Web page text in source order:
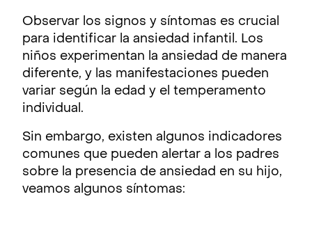
Observar los signos y síntomas es crucial
para identificar la ansiedad infantil. Los
niños experimentan la ansiedad de manera
diferente, y las manifestaciones pueden
variar según la edad y el temperamento
individual.
Sin embargo, existen algunos indicadores
comunes que pueden alertar a los padres
sobre la presencia de ansiedad en su hijo,
veamos algunos síntomas: